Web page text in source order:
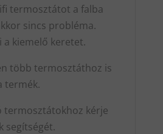
termosztátot a falba
sincs probléma.
a kiemelő keretet.
több termosztáthoz is
termék.
termosztátokhoz kérje
segítségét.